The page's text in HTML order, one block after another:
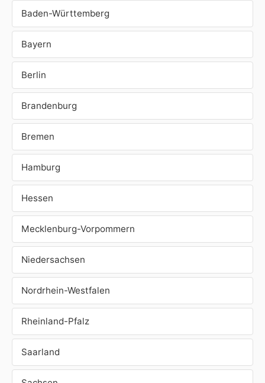
Baden-Württemberg
Bayern
Berlin
Brandenburg
Bremen
Hamburg
Hessen
Mecklenburg-Vorpommern
Niedersachsen
Nordrhein-Westfalen
Rheinland-Pfalz
Saarland